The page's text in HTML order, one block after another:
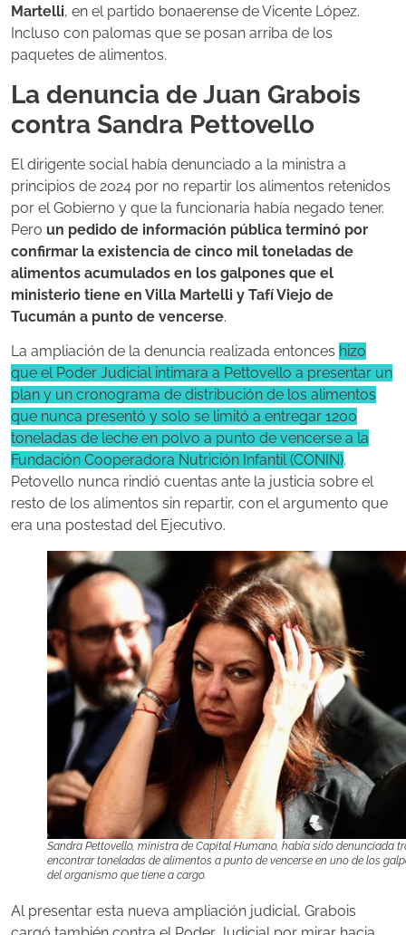
Martelli, en el partido bonaerense de Vicente López.
Incluso con palomas que se posan arriba de los
paquetes de alimentos.
La denuncia de Juan Grabois
contra Sandra Pettovello
El dirigente social había denunciado a la ministra a
principios de 2024 por no repartir los alimentos retenidos
por el Gobierno y que la funcionaria había negado tener.
Pero un pedido de información pública terminó por
confirmar la existencia de cinco mil toneladas de
alimentos acumulados en los galpones que el
ministerio tiene en Villa Martelli y Tafí Viejo de
Tucumán a punto de vencerse.
La ampliación de la denuncia realizada entonces hizo
que el Poder Judicial intimara a Pettovello a presentar un
plan y un cronograma de distribución de los alimentos
que nunca presentó y solo se limitó a entregar 1200
toneladas de leche en polvo a punto de vencerse a la
Fundación Cooperadora Nutrición Infantil (CONIN).
Petovello nunca rindió cuentas ante la justicia sobre el
resto de los alimentos sin repartir, con el argumento que
era una postestad del Ejecutivo.
Sandra Pettovello, ministra de Capital Humano, había sido denunciada
encontrar toneladas de alimentos a punto de vencerse en uno de los
del organismo que tiene a cargo.
Al presentar esta nueva ampliación judicial, Grabois